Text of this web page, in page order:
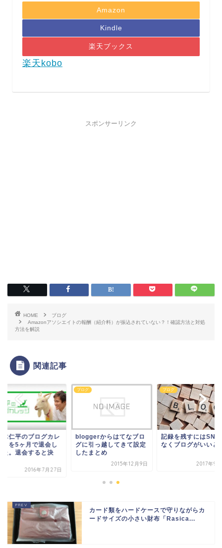
Amazon
Kindle
楽天ブックス
楽天kobo
スポンサーリンク
HOME
ブログ
Amazonアソシエイトの報酬（紹介料）が振込されていない？！確認方法と対処
方法を解説
関連記事
木仁平のブログカレ
」を5ヶ月で退会し
た。退会すると決
2016年7月27日
ブログ
bloggerからはてなブロ
グに引っ越してきて設定
したまとめ
2015年12月9日
ブログ
記録を残すにはSNS
なくブログがいいと
2017年9
カード類をハードケースで守りながらカ
ードサイズの小さい財布「Rasica...